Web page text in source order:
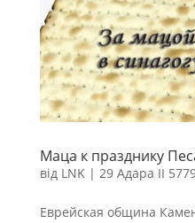
Маца к празднику
від LNK| 29 Адара II
Еврейская община